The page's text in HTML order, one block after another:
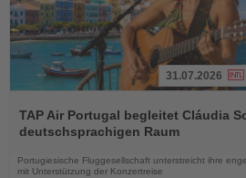
Sie
die
31.07.2026
TAP Air Portugal begleitet Cláudia
deutschsprachigen Raum
Portugiesische Fluggesellschaft unterstreicht ihre
mit Unterstützung der Konzertreise